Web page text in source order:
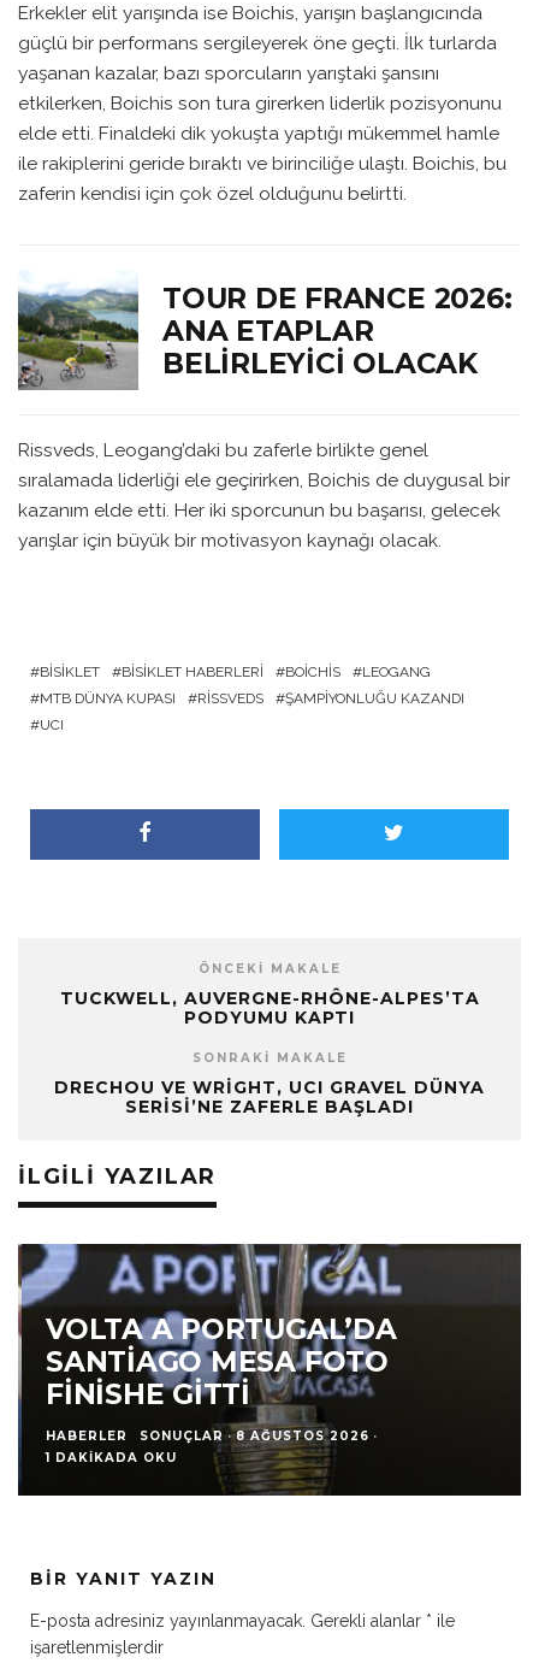
Erkekler elit yarışında ise Boichis, yarışın başlangıcında
güçlü bir performans sergileyerek öne geçti. İlk turlarda
yaşanan kazalar, bazı sporcuların yarıştaki şansını
etkilerken, Boichis son tura girerken liderlik pozisyonunu
elde etti. Finaldeki dik yokuşta yaptığı mükemmel hamle
ile rakiplerini geride bıraktı ve birinciliğe ulaştı. Boichis, bu
zaferin kendisi için çok özel olduğunu belirtti.
TOUR DE FRANCE 2026:
ANA ETAPLAR
BELIRLEYICI OLACAK
Rissveds, Leogang’daki bu zaferle birlikte genel
sıralamada liderliği ele geçirirken, Boichis de duygusal bir
kazanım elde etti. Her iki sporcunun bu başarısı, gelecek
yarışlar için büyük bir motivasyon kaynağı olacak.
BISIKLET BISIKLET HABERLERI BOICHIS
LEOGANG
MTB DÜNYA KUPASI
RISSVEDS
ŞAMPIYONLUĞU KAZANDI
UCI
ÖNCEKI MAKALE
TUCKWELL, AUVERGNE-RHÔNE-ALPES’TA
PODYUMU KAPTI
SONRAKI MAKALE
DRECHOU VE WRIGHT, UCI GRAVEL DÜNYA
SERISI’NE ZAFERLE BAŞLADI
İLGILI YAZILAR
VOLTA A PORTUGAL’DA
SANTIAGO MESA FOTO
FINISHE GITTI
HABERLER SONUÇLAR · 8 AĞUSTOS 2026 ·
1 DAKIKADA OKU
BIR YANIT YAZIN
E-posta adresiniz yayınlanmayacak. Gerekli alanlar * ile
işaretlenmişlerdir